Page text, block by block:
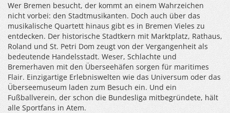
Wer Bremen besucht, der kommt an einem Wahrzeichen
nicht vorbei: den Stadtmusikanten. Doch auch über das
musikalische Quartett hinaus gibt es in Bremen Vieles zu
entdecken. Der historische Stadtkern mit Marktplatz, Rathaus,
Roland und St. Petri Dom zeugt von der Vergangenheit als
bedeutende Handelsstadt. Weser, Schlachte und
Bremerhaven mit den Überseehäfen sorgen für maritimes
Flair. Einzigartige Erlebniswelten wie das Universum oder das
Überseemuseum laden zum Besuch ein. Und ein
Fußballverein, der schon die Bundesliga mitbegründete, hält
alle Sportfans in Atem.